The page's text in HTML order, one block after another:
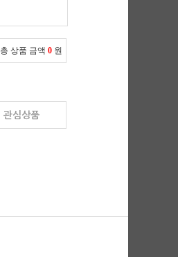
총 상품 금액 0 원
관심상품